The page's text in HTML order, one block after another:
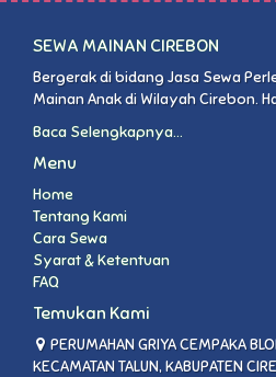
SEWA MAINAN CIREBON
Bergerak di bidang Jasa Sewa
Mainan Anak di Wilayah Cirebon.
Baca Selengkapnya...
Menu
Home
Tentang Kami
Cara Sewa
Syarat & Ketentuan
FAQ
Temukan Kami
PERUMAHAN GRIYA CEMPAKA
KECAMATAN TALUN, KABUPATEN